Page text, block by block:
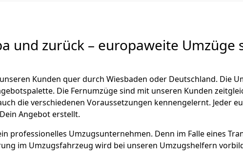
und zurück – europaweite Umzüge
Kunden quer durch Wiesbaden oder Deutschland. Die
Die Fernumzüge sind mit unseren Kunden
die verschiedenen Voraussetzungen kennengelernt. Jeder
Angebot erstellt.
professionelles Umzugsunternehmen. Denn im Falle eines
im Umzugsfahrzeug wird bei unseren Umzugshelfern